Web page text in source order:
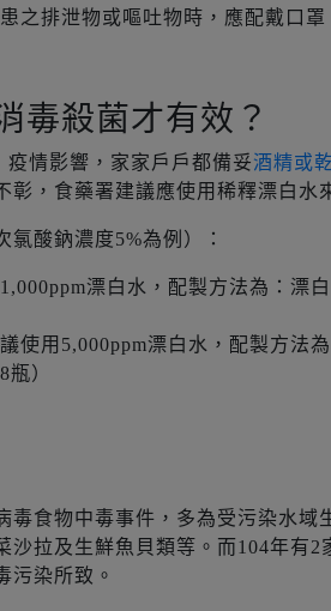
之排泄物或嘔吐物時，應配戴口罩
毒殺菌才有效？
疫情影響，家家戶戶都備妥酒精或
彰，食藥署建議應使用稀釋漂白水
酸鈉濃度5%為例）：
漂白水，配製方法為：漂
使用5,000ppm漂白水，配製方法
）
毒食物中毒事­件，多為受污染水
沙拉及生鮮魚貝類等。而104年有
污染所致。